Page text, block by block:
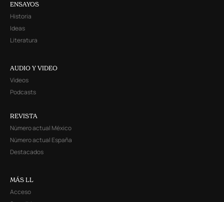
ENSAYOS
Historia
Ideas
Literatura
AUDIO Y VIDEO
Videos
Podcasts
REVISTA
Número actual México
Número actual España
Destacados
MÁS LL
Acceso